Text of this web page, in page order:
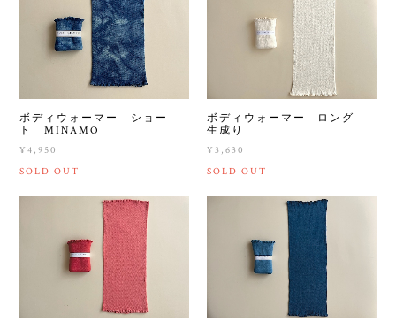
ボディウォーマー ショー
ト MINAMO
¥4,950
SOLD OUT
ボディウォーマー ロング
生成り
¥3,630
SOLD OUT